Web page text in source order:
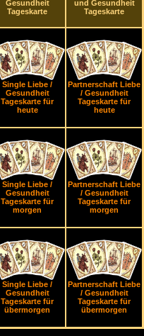
Gesundheit
Tageskarte
und Gesundheit
Tageskarte
Single Liebe /
Gesundheit
Tageskarte für
heute
Partnerschaft Liebe
/ Gesundheit
Tageskarte für
heute
Single Liebe /
Gesundheit
Tageskarte für
morgen
Partnerschaft Liebe
/ Gesundheit
Tageskarte für
morgen
Single Liebe /
Gesundheit
Tageskarte für
übermorgen
Partnerschaft Liebe
/ Gesundheit
Tageskarte für
übermorgen